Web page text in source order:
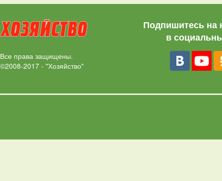
Все права защищены.
©2008-2017 - "Хозяйство"
Подпишитесь на
в